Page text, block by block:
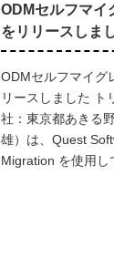
ODMセルフマイ
をリリースしま
ODMセルフマイグ
リースしました ト
社：東京都あきる
雄）は、Quest
Migration を使用し